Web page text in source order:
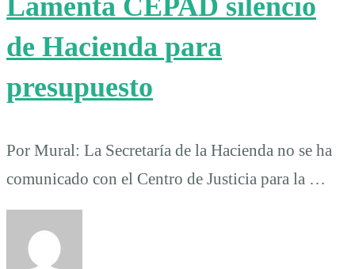
de Hacienda para
presupuesto
Por Mural: La Secretaría de la Hacienda no se ha
comunicado con el Centro de Justicia para la …